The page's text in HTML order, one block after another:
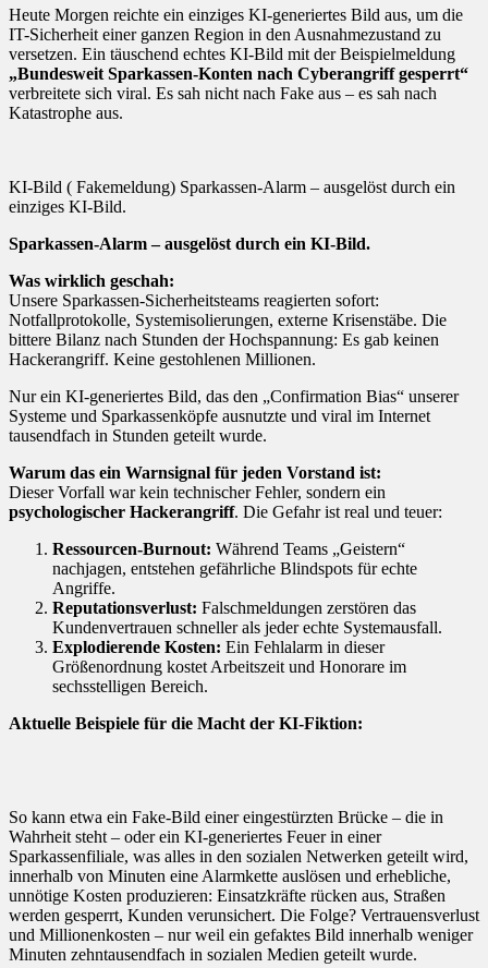
Heute Morgen reichte ein einziges KI-generiertes Bild aus, um die
IT-Sicherheit einer ganzen Region in den Ausnahmezustand zu
versetzen. Ein täuschend echtes KI-Bild mit der Beispielmeldung
„Bundesweit Sparkassen-Konten nach Cyberangriff gesperrt“
verbreitete sich viral. Es sah nicht nach Fake aus – es sah nach
Katastrophe aus.
KI-Bild ( Fakemeldung) Sparkassen-Alarm – ausgelöst durch ein
einziges KI-Bild.
Sparkassen-Alarm – ausgelöst durch ein KI-Bild.
Was wirklich geschah:
Unsere Sparkassen-Sicherheitsteams reagierten sofort:
Notfallprotokolle, Systemisolierungen, externe Krisenstäbe. Die
bittere Bilanz nach Stunden der Hochspannung: Es gab keinen
Hackerangriff. Keine gestohlenen Millionen.
Nur ein KI-generiertes Bild, das den „Confirmation Bias“ unserer
Systeme und Sparkassenköpfe ausnutzte und viral im Internet
tausendfach in Stunden geteilt wurde.
Warum das ein Warnsignal für jeden Vorstand ist:
Dieser Vorfall war kein technischer Fehler, sondern ein
psychologischer Hackerangriff. Die Gefahr ist real und teuer:
Ressourcen-Burnout: Während Teams „Geistern“
nachjagen, entstehen gefährliche Blindspots für echte
Angriffe.
Reputationsverlust: Falschmeldungen zerstören das
Kundenvertrauen schneller als jeder echte Systemausfall.
Explodierende Kosten: Ein Fehlalarm in dieser
Größenordnung kostet Arbeitszeit und Honorare im
sechsstelligen Bereich.
Aktuelle Beispiele für die Macht der KI-Fiktion:
So kann etwa ein Fake-Bild einer eingestürzten Brücke – die in
Wahrheit steht – oder ein KI-generiertes Feuer in einer
Sparkassenfiliale, was alles in den sozialen Netwerken geteilt wird,
innerhalb von Minuten eine Alarmkette auslösen und erhebliche,
unnötige Kosten produzieren: Einsatzkräfte rücken aus, Straßen
werden gesperrt, Kunden verunsichert. Die Folge? Vertrauensverlust
und Millionenkosten – nur weil ein gefaktes Bild innerhalb weniger
Minuten zehntausendfach in sozialen Medien geteilt wurde.